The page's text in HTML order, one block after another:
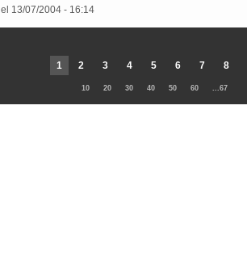
13/07/2004 - 16:14
1 2 3 4 5 6 7 8
10 20 30 40 50 60 ...67